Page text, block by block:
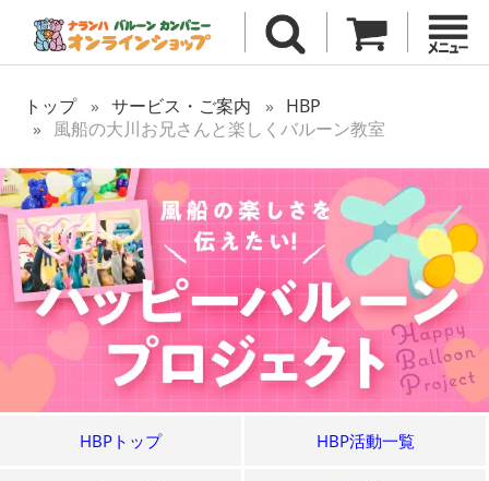
トップ サービス・ご案内
HBP
風船の大川お兄さんと楽しくバルーン教室
HBPトップ HBP活動一覧